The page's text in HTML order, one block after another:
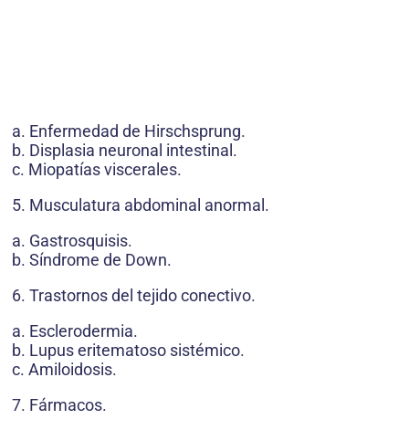
a. Enfermedad de Hirschsprung.
b. Displasia neuronal intestinal.
c. Miopatías viscerales.
5. Musculatura abdominal anormal.
a. Gastrosquisis.
b. Síndrome de Down.
6. Trastornos del tejido conectivo.
a. Esclerodermia.
b. Lupus eritematoso sistémico.
c. Amiloidosis.
7. Fármacos.